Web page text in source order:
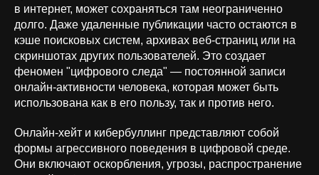
в интернет, может сохраняться там неограниченно
долго. Даже удаленные публикации часто остаются в
кэше поисковых систем, архивах веб-страниц или на
скриншотах других пользователей. Это создает
феномен "цифрового следа" — постоянной записи
онлайн-активности человека, которая может быть
использована как в его пользу, так и против него.
Онлайн-хейт и кибербуллинг представляют собой
формы агрессивного поведения в цифровой среде.
Они включают оскорбления, угрозы, распространение